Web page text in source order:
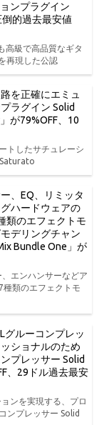
ンプラグイン
倒的過去最安値
高級で高品質なギタ
再現した公認
を正確にエミュ
ラグイン Solid
が79%OFF、10
トしたサチュレーシ
、EQ、リミッタ
ハードウェアの
類のエフェクトモ
デリングチャン
Bundle One」が
エンハンサーなどア
類のエフェクトモ
グルーコンプレッ
ショナルのため
プレッサー Solid
、29ドル過去最安
ンを実現する、プロ
ンプレッサー Solid